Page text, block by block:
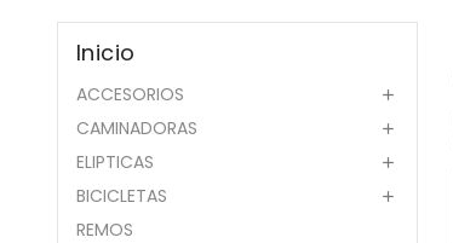
Inicio
ACCESORIOS 
CAMINADORAS 
ELIPTICAS 
BICICLETAS 
REMOS